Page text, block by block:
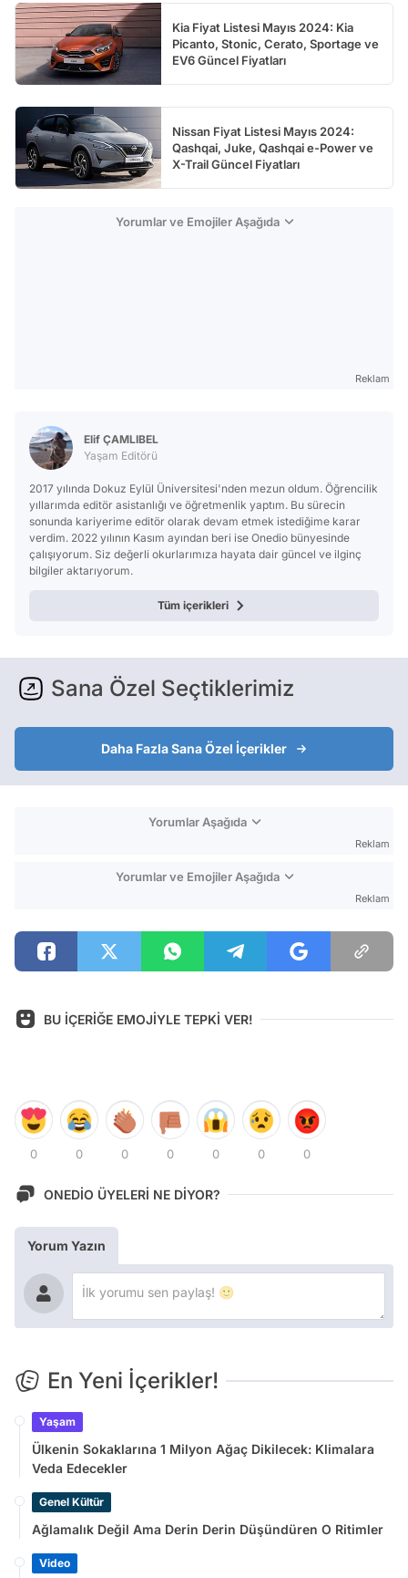
Kia Fiyat Listesi Mayıs 2024: Kia
Picanto, Stonic, Cerato, Sportage ve
EV6 Güncel Fiyatları
Nissan Fiyat Listesi Mayıs 2024:
Qashqai, Juke, Qashqai e-Power ve
X-Trail Güncel Fiyatları
Yorumlar ve Emojiler Aşağıda
Reklam
Elif ÇAMLIBEL
Yaşam Editörü
2017 yılında Dokuz Eylül Üniversitesi'nden mezun oldum. Öğrencilik
yıllarımda editör asistanlığı ve öğretmenlik yaptım. Bu sürecin
sonunda kariyerime editör olarak devam etmek istediğime karar
verdim. 2022 yılının Kasım ayından beri ise Onedio bünyesinde
çalışıyorum. Siz değerli okurlarımıza hayata dair güncel ve ilginç
bilgiler aktarıyorum.
Tüm içerikleri
Sana Özel Seçtiklerimiz
Daha Fazla Sana Özel İçerikler
Yorumlar Aşağıda
Reklam
Yorumlar ve Emojiler Aşağıda
Reklam
BU İÇERİĞE EMOJİYLE TEPKİ VER!
0 0 0 0 0 0 0
ONEDİO ÜYELERİ NE DİYOR?
Yorum Yazın
En Yeni İçerikler!
Yaşam
Ülkenin Sokaklarına 1 Milyon Ağaç Dikilecek: Klimalara
Veda Edecekler
Genel Kültür
Ağlamalık Değil Ama Derin Derin Düşündüren O Ritimler
Video